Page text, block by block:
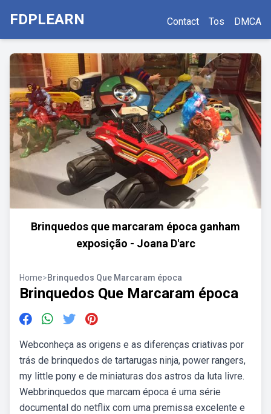
FDPLEARN Contact Tos DMCA
Brinquedos que marcaram época ganham
exposição - Joana D'arc
Home>Brinquedos Que Marcaram época
Brinquedos Que Marcaram época
Webconheça as origens e as diferenças criativas por
trás de brinquedos de tartarugas ninja, power rangers,
my little pony e de miniaturas dos astros da luta livre.
Webbrinquedos que marcam época é uma série
documental do netflix com uma premissa excelente e